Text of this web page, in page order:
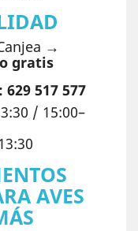
→
gratis
517 577
/ 15:00–
AVES